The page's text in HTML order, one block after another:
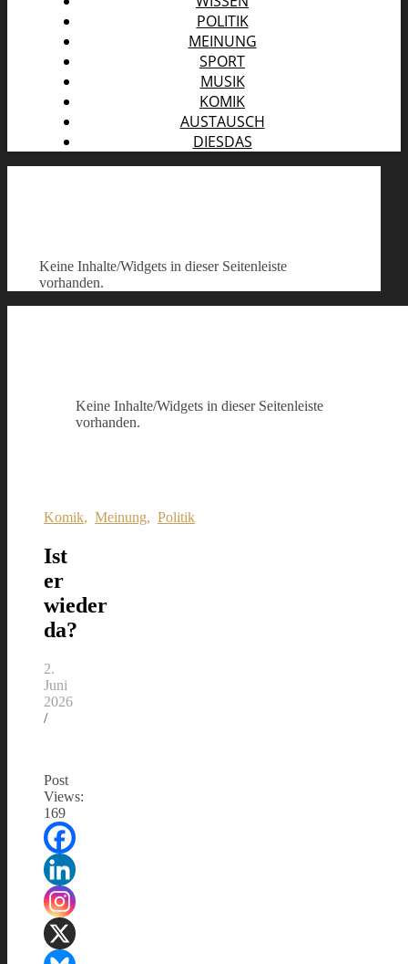
POLITIK
MEINUNG
SPORT
MUSIK
KOMIK
AUSTAUSCH
DIESDAS
Keine Inhalte/Widgets in dieser Seitenleiste
vorhanden.
Keine Inhalte/Widgets in dieser Seitenleiste
vorhanden.
Komik, Meinung, Politik
Ist
er
wieder
da?
2.
Juni
2026
/
Post
Views:
169